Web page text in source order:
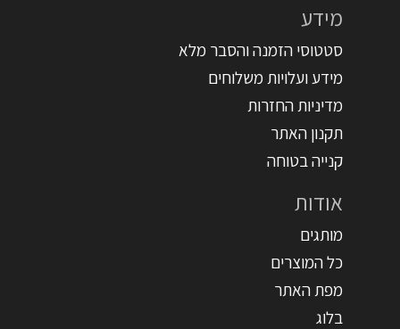
מידע
סטטוסי הזמנה והסבר מלא
מידע ועלויות משלוחים
מדיניות החזרות
תקנון האתר
קנייה בטוחה
אודות
מותגים
כל המוצרים
מפת האתר
בלוג